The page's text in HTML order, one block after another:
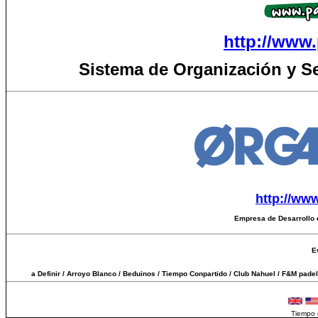
devolver,
golpe ya que
siguiente
http://
Sistema de Organización y
http://
Empresa de
a Definir / Arroyo Blanco / Beduinos / Tiempo Conpartido / Club Nahuel / F&M
Tiempo